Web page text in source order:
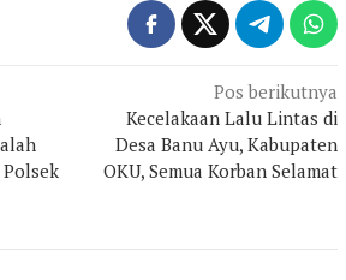
Polsek
Pos berikutnya
Kecelakaan Lalu Lintas di
Desa Banu Ayu, Kabupaten
OKU, Semua Korban Selamat